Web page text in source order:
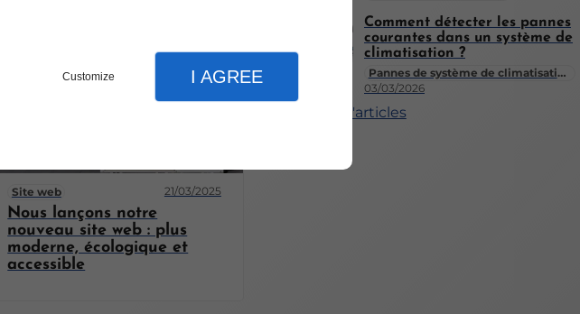
Customize I AGREE
Pannes de système de climatisation
03/03/2026
Comment détecter les pannes
courantes dans un système de
climatisation ?
Plus d'articles
Site web 21/03/2025
Nous lançons notre
nouveau site web : plus
moderne, écologique et
accessible